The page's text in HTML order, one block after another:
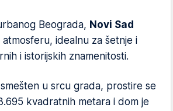
Beograda, Novi Sad
idealnu za šetnje i
i istorijskih znamenitosti.
u srcu grada, prostire se
kvadratnih metara i dom je